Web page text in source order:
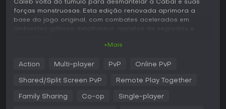
Caleb volta do túmulo para desmantelar a Cabal e suas
forças monstruosas. Esta edição renovada aprimora a
base do jogo original, com combates acelerados em
ambientes góticos detalhados, repletos de segredos e
O ciclo principal envolve explorar níveis labirínticos lotados
de inimigos, coletar chaves e liberar um arsenal variado
como uma forcado para ataques corpo a corpo, mas logo
+Mais
Action Multi-player PvP Online PvP
Shared/Split Screen PvP Remote Play Together
Family Sharing Co-op Single-player